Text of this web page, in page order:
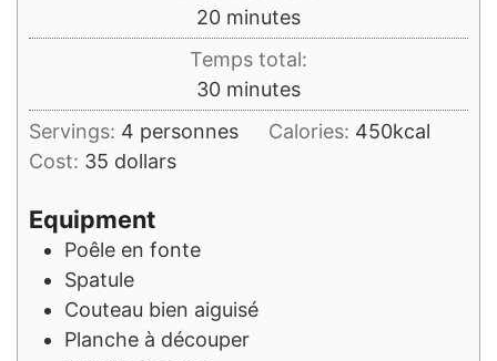
20minutes
minutes
Temps total:
30minutes
minutes
Servings: 4 personnes Calories: 450kcal
Cost: 35 dollars
Equipment
Poêle en fonte
Spatule
Couteau bien aiguisé
Planche à découper